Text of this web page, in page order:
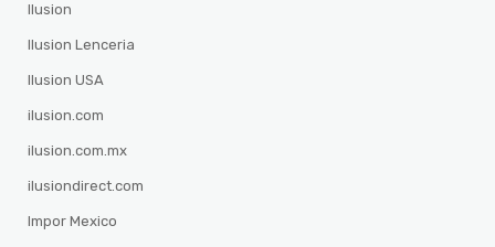
Ilusion
Ilusion Lenceria
Ilusion USA
ilusion.com
ilusion.com.mx
ilusiondirect.com
Impor Mexico